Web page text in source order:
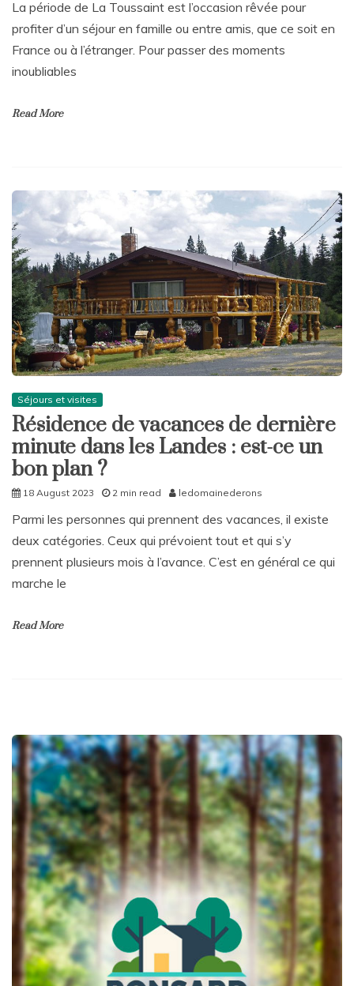
La période de La Toussaint est l’occasion rêvée pour
profiter d’un séjour en famille ou entre amis, que ce soit en
France ou à l’étranger. Pour passer des moments
inoubliables
Read More
Séjours et visites
Résidence de vacances de dernière
minute dans les Landes : est-ce un
bon plan ?
18 August 2023 2 min read ledomainederons
Parmi les personnes qui prennent des vacances, il existe
deux catégories. Ceux qui prévoient tout et qui s’y
prennent plusieurs mois à l’avance. C’est en général ce qui
marche le
Read More